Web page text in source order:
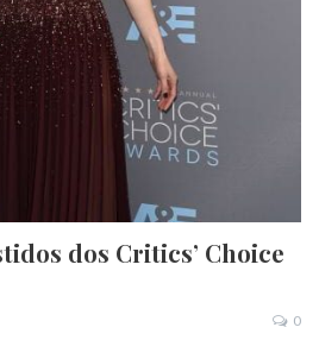
dos Critics’ Choice
0